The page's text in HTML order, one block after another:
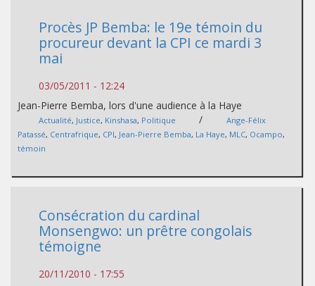
Procès JP Bemba: le 19e témoin du
procureur devant la CPI ce mardi 3
mai
03/05/2011 - 12:24
Jean-Pierre Bemba, lors d'une audience à la Haye
Actualité, Justice, Kinshasa, Politique /
Ange-Félix
Patassé, Centrafrique, CPI, Jean-Pierre Bemba, La Haye, MLC, Ocampo,
témoin
Consécration du cardinal
Monsengwo: un prêtre congolais
témoigne
20/11/2010 - 17:55